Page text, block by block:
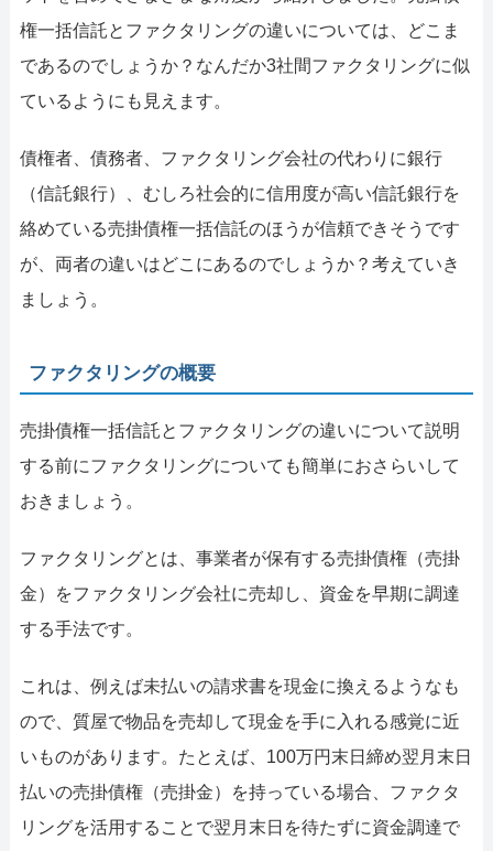
権一括信託とファクタリングの違いについては、どこま
であるのでしょうか？なんだか3社間ファクタリングに似
ているようにも見えます。
債権者、債務者、ファクタリング会社の代わりに銀行
（信託銀行）、むしろ社会的に信用度が高い信託銀行を
絡めている売掛債権一括信託のほうが信頼できそうです
が、両者の違いはどこにあるのでしょうか？考えていき
ましょう。
ファクタリングの概要
売掛債権一括信託とファクタリングの違いについて説明
する前にファクタリングについても簡単におさらいして
おきましょう。
ファクタリングとは、事業者が保有する売掛債権（売掛
金）をファクタリング会社に売却し、資金を早期に調達
する手法です。
これは、例えば未払いの請求書を現金に換えるようなも
ので、質屋で物品を売却して現金を手に入れる感覚に近
いものがあります。たとえば、100万円末日締め翌月末日
払いの売掛債権（売掛金）を持っている場合、ファクタ
リングを活用することで翌月末日を待たずに資金調達で